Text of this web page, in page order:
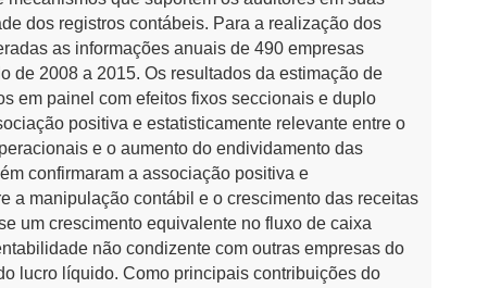
dos registros contábeis. Para a realização dos
as informações anuais de 490 empresas
de 2008 a 2015. Os resultados da estimação de
em painel com efeitos fixos seccionais e duplo
positiva e estatisticamente relevante entre o
e o aumento do endividamento das
confirmaram a associação positiva e
a manipulação contábil e o crescimento das receitas
um crescimento equivalente no fluxo de caixa
não condizente com outras empresas do
lucro líquido. Como principais contribuições do